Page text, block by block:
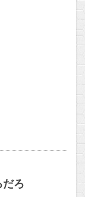
だろ